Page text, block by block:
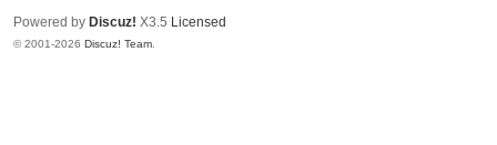
Powered by Discuz! X3.5 Licensed
© 2001-2026 Discuz! Team